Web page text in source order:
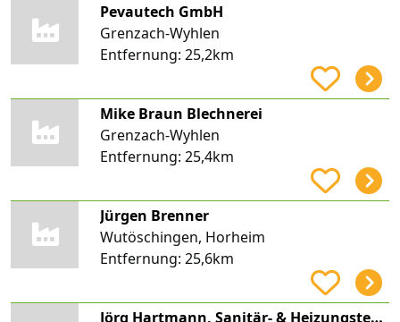
Pevautech GmbH
Grenzach-Wyhlen
Entfernung: 25,2km
Mike Braun Blechnerei
Grenzach-Wyhlen
Entfernung: 25,4km
Jürgen Brenner
Wutöschingen, Horheim
Entfernung: 25,6km
Jörg Hartmann, Sanitär- & Heizungstechnik/Baublechnerei, Hartmann Haustechnik